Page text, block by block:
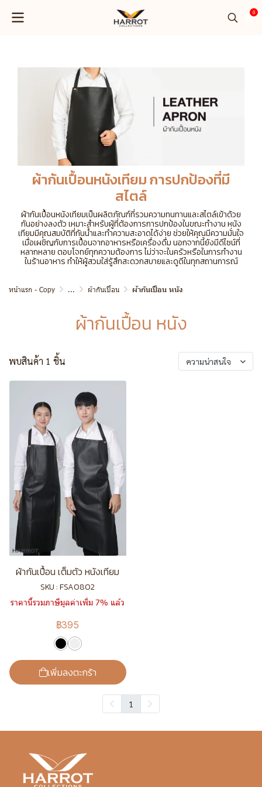
0
ผ้ากันเปื้อนหนังเทียม การปกป้องที่มี
สไตล์
ผ้ากันเปื้อนหนังเทียมเป็นผลิตภัณฑ์ที่รวมความทนทานและสไตล์เข้าด้วย
กันอย่างลงตัว เหมาะสำหรับผู้ที่ต้องการการปกป้องในขณะทำงาน หนัง
เทียมมีคุณสมบัติที่กันน้ำและทำความสะอาดได้ง่าย ช่วยให้คุณมีความมั่นใจ
เมื่อเผชิญกับการเปื้อนจากอาหารหรือเครื่องดื่ม นอกจากนี้ยังมีดีไซน์ที่
หลากหลาย ตอบโจทย์ทุกความต้องการ ไม่ว่าจะในครัวหรือในการทำงาน
ในร้านอาหาร ทำให้ผู้สวมใส่รู้สึกสะดวกสบายและดูดีในทุกสถานการณ์
หน้าแรก - Copy ... ผ้ากันเปื้อน ผ้ากันเปื้อน หนัง
ผ้ากันเปื้อน หนัง
พบสินค้า 1 ชิ้น ความน่าสนใจ
ผ้ากันเปื้อน เต็มตัว หนังเทียม
SKU : FSA0802
ราคานี้รวมภาษีมูลค่าเพิ่ม 7% แล้ว
฿395
เพิ่มลงตะกร้า
1